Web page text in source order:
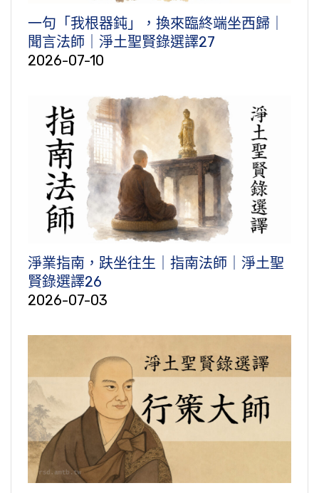
一句「我根器鈍」，換來臨終端坐西歸｜
聞言法師｜淨土聖賢錄選譯27
2026-07-10
淨業指南，趺坐往生｜指南法師｜淨土聖
賢錄選譯26
2026-07-03